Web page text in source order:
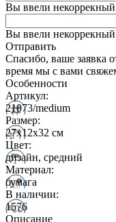
Вы ввели некоррекный
Вы ввели
Отправить
Спасибо, ваше заявка
время мы с вами
Особенности
Артикул:
21073/medium
Размер:
27х12х32 см
Цвет:
дизайн, средний
Материал:
бумага
В наличии:
1576
Описание